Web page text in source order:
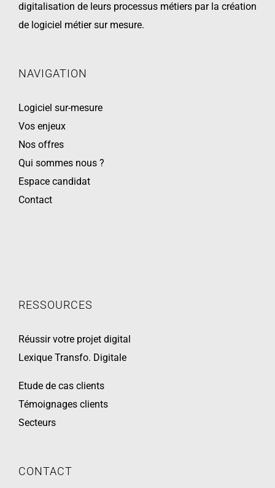
digitalisation de leurs processus métiers par la création
de logiciel métier sur mesure.
NAVIGATION
Logiciel sur-mesure
Vos enjeux
Nos offres
Qui sommes nous ?
Espace candidat
Contact
RESSOURCES
Réussir votre projet digital
Lexique Transfo. Digitale
Etude de cas clients
Témoignages clients
Secteurs
CONTACT